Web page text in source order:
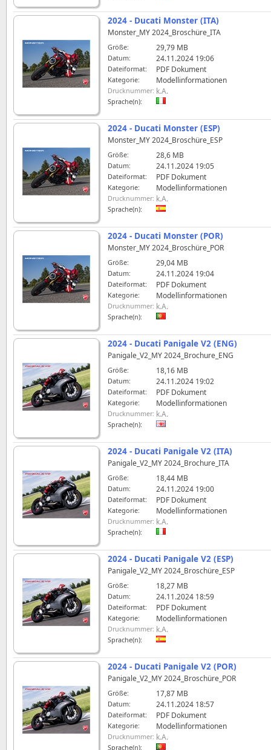
2024 - Ducati Monster (ITA)
Monster_MY 2024_Broschüre_ITA
Größe: 29,79 MB
Datum: 24.11.2024 19:06
Dateiformat: PDF Dokument
Kategorie: Modellinformationen
Drucknummer: k.A.
Sprache(n):
2024 - Ducati Monster (ESP)
Monster_MY 2024_Broschüre_ESP
Größe: 28,6 MB
Datum: 24.11.2024 19:05
Dateiformat: PDF Dokument
Kategorie: Modellinformationen
Drucknummer: k.A.
Sprache(n):
2024 - Ducati Monster (POR)
Monster_MY 2024_Broschüre_POR
Größe: 29,04 MB
Datum: 24.11.2024 19:04
Dateiformat: PDF Dokument
Kategorie: Modellinformationen
Drucknummer: k.A.
Sprache(n):
2024 - Ducati Panigale V2 (ENG)
Panigale_V2_MY 2024_Brochure_ENG
Größe: 18,16 MB
Datum: 24.11.2024 19:02
Dateiformat: PDF Dokument
Kategorie: Modellinformationen
Drucknummer: k.A.
Sprache(n):
2024 - Ducati Panigale V2 (ITA)
Panigale_V2_MY 2024_Brochure_ITA
Größe: 18,44 MB
Datum: 24.11.2024 19:00
Dateiformat: PDF Dokument
Kategorie: Modellinformationen
Drucknummer: k.A.
Sprache(n):
2024 - Ducati Panigale V2 (ESP)
Panigale_V2_MY 2024_Broschüre_ESP
Größe: 18,27 MB
Datum: 24.11.2024 18:59
Dateiformat: PDF Dokument
Kategorie: Modellinformationen
Drucknummer: k.A.
Sprache(n):
2024 - Ducati Panigale V2 (POR)
Panigale_V2_MY 2024_Broschüre_POR
Größe: 17,87 MB
Datum: 24.11.2024 18:57
Dateiformat: PDF Dokument
Kategorie: Modellinformationen
Drucknummer: k.A.
Sprache(n):